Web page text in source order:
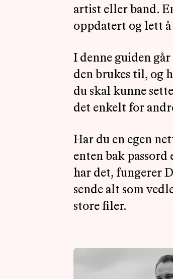
artist eller band.
oppdatert og lett å
I denne guiden
den brukes til, og
du skal kunne
det enkelt for
Har du en egen
enten bak
har det, fungerer
sende alt som
store filer.